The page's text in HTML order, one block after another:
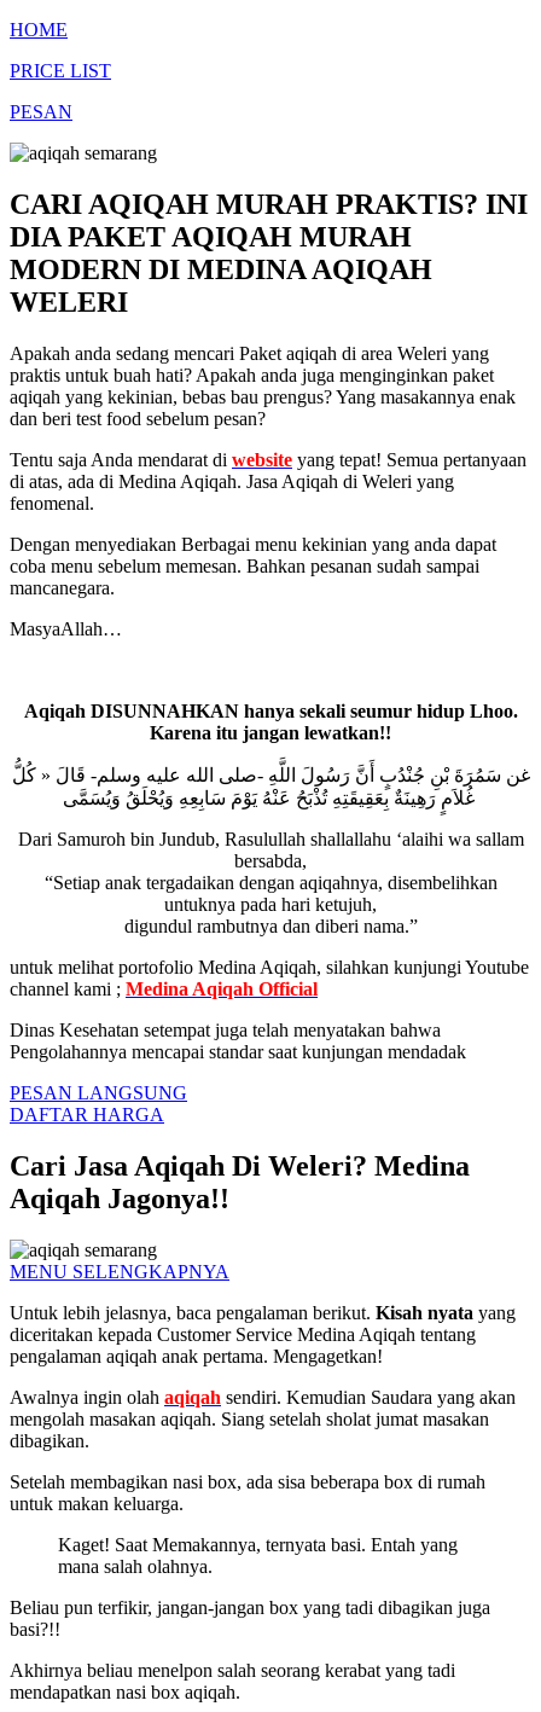
HOME
PRICE LIST
PESAN
CARI AQIQAH MURAH PRAKTIS? INI
DIA PAKET AQIQAH MURAH
MODERN DI MEDINA AQIQAH
WELERI
Apakah anda sedang mencari Paket aqiqah di area Weleri yang
praktis untuk buah hati? Apakah anda juga menginginkan paket
aqiqah yang kekinian, bebas bau prengus? Yang masakannya enak
dan beri test food sebelum pesan?
Tentu saja Anda mendarat di website yang tepat! Semua pertanyaan
di atas, ada di Medina Aqiqah. Jasa Aqiqah di Weleri yang
fenomenal.
Dengan menyediakan Berbagai menu kekinian yang anda dapat
coba menu sebelum memesan. Bahkan pesanan sudah sampai
mancanegara.
MasyaAllah…
Aqiqah DISUNNAHKAN hanya sekali seumur hidup Lhoo.
Karena itu jangan lewatkan!!
غن سَمُرَةَ بْنِ جُنْدُبٍ أَنَّ رَسُولَ اللَّهِ -صلى الله عليه وسلم- قَالَ « كُلُّ
غُلاَمٍ رَهِينَةٌ بِعَقِيقَتِهِ تُذْبَحُ عَنْهُ يَوْمَ سَابِعِهِ وَيُحْلَقُ وَيُسَمَّى
Dari Samuroh bin Jundub, Rasulullah shallallahu ‘alaihi wa sallam
bersabda,
“Setiap anak tergadaikan dengan aqiqahnya, disembelihkan
untuknya pada hari ketujuh,
digundul rambutnya dan diberi nama.”
untuk melihat portofolio Medina Aqiqah, silahkan kunjungi Youtube
channel kami ; Medina Aqiqah Official
Dinas Kesehatan setempat juga telah menyatakan bahwa
Pengolahannya mencapai standar saat kunjungan mendadak
PESAN LANGSUNG
DAFTAR HARGA
Cari Jasa Aqiqah Di Weleri? Medina
Aqiqah Jagonya!!
MENU SELENGKAPNYA
Untuk lebih jelasnya, baca pengalaman berikut. Kisah nyata yang
diceritakan kepada Customer Service Medina Aqiqah tentang
pengalaman aqiqah anak pertama. Mengagetkan!
Awalnya ingin olah aqiqah sendiri. Kemudian Saudara yang akan
mengolah masakan aqiqah. Siang setelah sholat jumat masakan
dibagikan.
Setelah membagikan nasi box, ada sisa beberapa box di rumah
untuk makan keluarga.
Kaget! Saat Memakannya, ternyata basi. Entah yang
mana salah olahnya.
Beliau pun terfikir, jangan-jangan box yang tadi dibagikan juga
basi?!!
Akhirnya beliau menelpon salah seorang kerabat yang tadi
mendapatkan nasi box aqiqah.